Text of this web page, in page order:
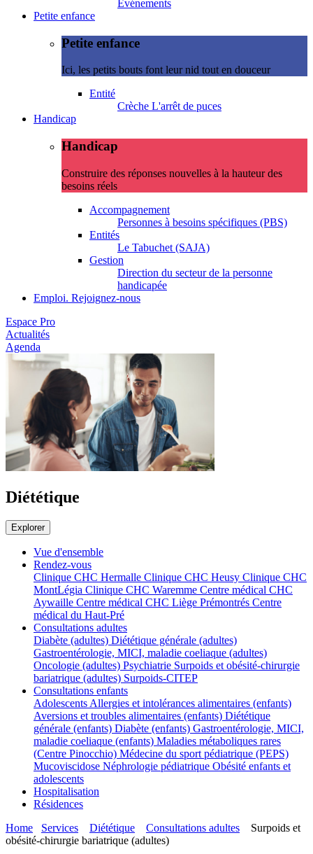
Evénements
Petite enfance
Petite enfance
Ici, les petits bouts font leur nid tout en douceur
Entité
Crèche L'arrêt de puces
Handicap
Handicap
Construire des réponses nouvelles à la hauteur des
besoins réels
Accompagnement
Personnes à besoins spécifiques (PBS)
Entités
Le Tabuchet (SAJA)
Gestion
Direction du secteur de la personne
handicapée
Emploi. Rejoignez-nous
Espace Pro
Actualités
Agenda
Diététique
Explorer
Vue d'ensemble
Rendez-vous
Clinique CHC Hermalle Clinique CHC Heusy Clinique CHC
MontLégia Clinique CHC Waremme Centre médical CHC
Aywaille Centre médical CHC Liège Prémontrés Centre
médical du Haut-Pré
Consultations adultes
Diabète (adultes) Diététique générale (adultes)
Gastroentérologie, MICI, maladie coeliaque (adultes)
Oncologie (adultes) Psychiatrie Surpoids et obésité-chirurgie
bariatrique (adultes) Surpoids-CITEP
Consultations enfants
AdolescentsAllergies et intolérances alimentaires (enfants)
Aversions et troubles alimentaires (enfants) Diététique
générale (enfants) Diabète (enfants) Gastroentérologie, MICI,
maladie coeliaque (enfants) Maladies métaboliques rares
(Centre Pinocchio) Médecine du sport pédiatrique (PEPS)
Mucoviscidose Néphrologie pédiatrique Obésité enfants et
adolescents
Hospitalisation
Résidences
Home
Services Diététique Consultations adultes
Surpoids et
obésité-chirurgie bariatrique (adultes)